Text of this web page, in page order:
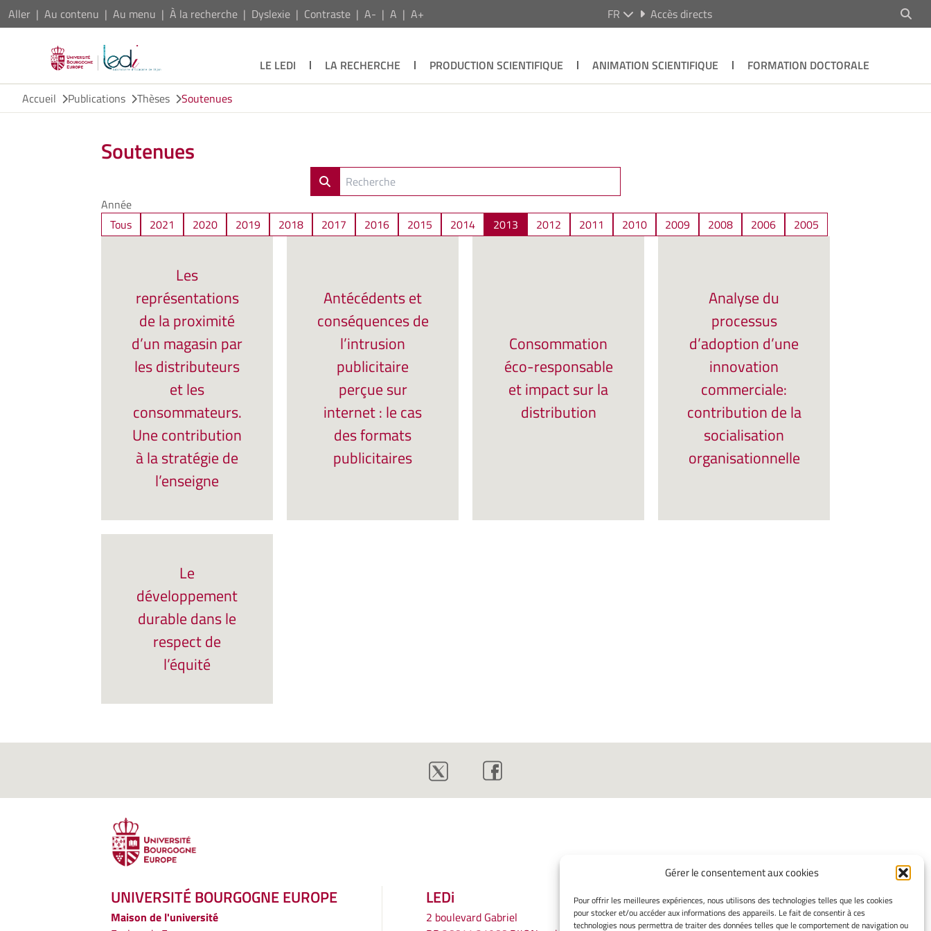
Gérer le consentement aux cookies
Pour offrir les meilleures expériences, nous utilisons des technologies telles que les cookies
pour stocker et/ou accéder aux informations des appareils. Le fait de consentir à ces
technologies nous permettra de traiter des données telles que le comportement de navigation ou
Aller Au contenu Au menu À la recherche Dyslexie Contraste A- A A+ FR Accès directs
LE LEDI LA RECHERCHE PRODUCTION SCIENTIFIQUE ANIMATION SCIENTIFIQUE
FORMATION DOCTORALE
Accueil
Publications Thèses Soutenues
Soutenues
Année
Tous
2021 2020 2019 2018 2017 2016 2015 2014 2013 2012 2011 2010 2009 2008 2006 2005
Les
représentations
de la proximité
d’un magasin par
les distributeurs
et les
consommateurs.
Une contribution
à la stratégie de
l’enseigne
Antécédents et
conséquences de
l’intrusion
publicitaire
perçue sur
internet : le cas
des formats
publicitaires
Consommation
éco-responsable
et impact sur la
distribution
Analyse du
processus
d’adoption d’une
innovation
commerciale:
contribution de la
socialisation
organisationnelle
Le
développement
durable dans le
respect de
l’équité
UNIVERSITÉ BOURGOGNE EUROPE
Maison de l'université
LEDi
2 boulevard Gabriel
INFORMATIONS LÉGALES
Mentions légales